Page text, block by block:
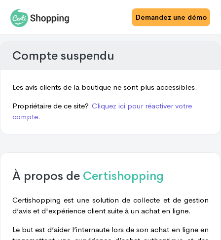
Demandez une démo
Compte suspendu
Les avis clients de la boutique ne sont plus accessibles.
Propriétaire de ce site? Cliquez ici pour réactiver votre
compte.
À propos de Certishopping
Certishopping est une solution de collecte et de gestion
d’avis et d'expérience client suite à un achat en ligne.
Le but est d’aider l’internaute lors de son achat en ligne en